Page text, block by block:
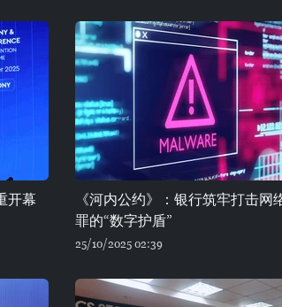
开幕
《河内公约》：银行筑牢打击网
罪的“数字护盾”
25/10/2025 02:39